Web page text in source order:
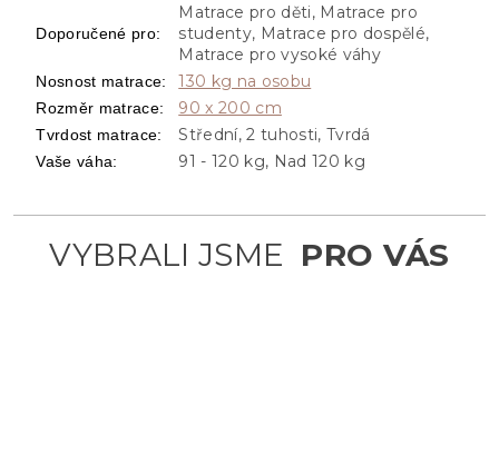
Doporučené pro:
Matrace pro děti, Matrace pro
studenty, Matrace pro dospělé,
Matrace pro vysoké váhy
Nosnost matrace: 130 kg na osobu
Rozměr matrace: 90 x 200 cm
Tvrdost matrace: Střední, 2 tuhosti, Tvrdá
Vaše váha: 91 - 120 kg, Nad 120 kg